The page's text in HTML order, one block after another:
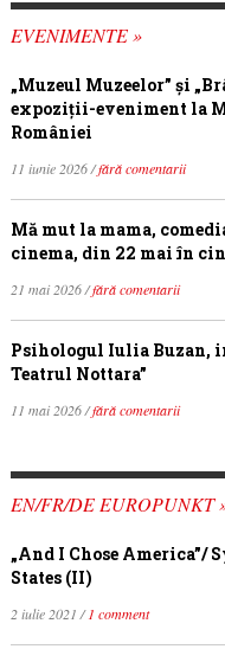
EVENIMENTE »
„Muzeul Muzeelor” și
expoziții-eveniment la
României
11 iunie 2026 /fără comentarii
Mă mut la mama,
cinema, din 22 mai în
21 mai 2026 /fără comentarii
Psihologul Iulia Buzan,
Teatrul Nottara”
11 mai 2026 /fără comentarii
EN/FR/DE EUROPUNKT
„And I Chose America”/
States (II)
2 iulie 2021 /1 comment